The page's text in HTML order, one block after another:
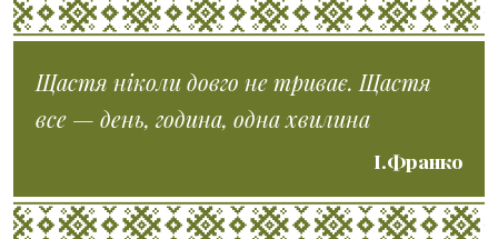
Щастя ніколи довго не триває. Щастя
все — день, година, одна хвилина
І.Франко